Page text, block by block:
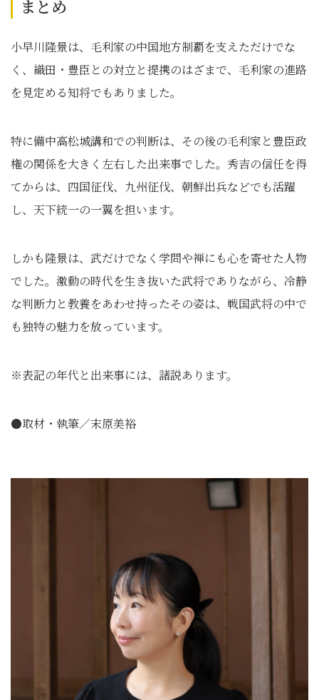
まとめ
小早川隆景は、毛利家の中国地方制覇を支えただけでな
く、織田・豊臣との対立と提携のはざまで、毛利家の進路
を見定める知将でもありました。
特に備中高松城講和での判断は、その後の毛利家と豊臣政
権の関係を大きく左右した出来事でした。秀吉の信任を得
てからは、四国征伐、九州征伐、朝鮮出兵などでも活躍
し、天下統一の一翼を担います。
しかも隆景は、武だけでなく学問や禅にも心を寄せた人物
でした。激動の時代を生き抜いた武将でありながら、冷静
な判断力と教養をあわせ持ったその姿は、戦国武将の中で
も独特の魅力を放っています。
※表記の年代と出来事には、諸説あります。
●取材・執筆／末原美裕